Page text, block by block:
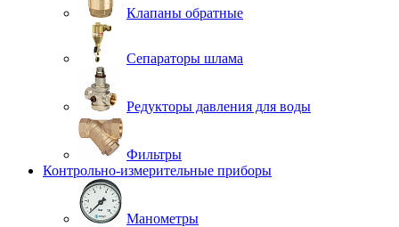
Клапаны обратные
Сепараторы шлама
Редукторы давления для воды
Фильтры
Контрольно-измерительные приборы
Манометры